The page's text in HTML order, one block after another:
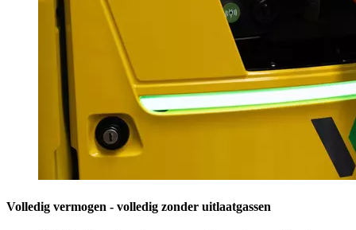
Volledig vermogen - volledig zonder uitlaatgassen